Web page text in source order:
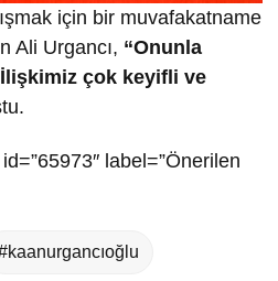
için bir muvafakatname
Ali Urgancı, “Onunla
İlişkimiz çok keyifli ve
label=”Önerilen